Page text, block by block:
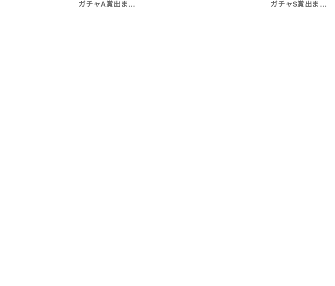
ガチャA賞出ま…
ガチャS賞出ま…